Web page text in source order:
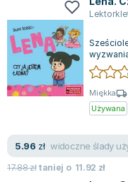
Joseph Murphy
Jan Sztaudynger
Aleksander Puszkin
Oscar Wilde
Małgorzata Ohme
Maddie Ziegler
Maria Seweryn
Janina Zającówna
od...
Miękka
Używana
5.96 zł widoczne ślady
17.88złtaniej o 11.92 zł